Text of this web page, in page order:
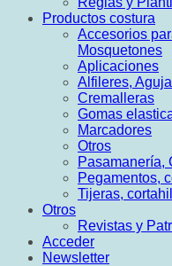
Productos costura
Accesorios
Mosquetones
Aplicaciones
Alfileres,
Cremalleras
Gomas
Marcadores
Otros
Pasamanería,
Pegamentos,
Tijeras,
Otros
Revistas y
Acceder
Newsletter